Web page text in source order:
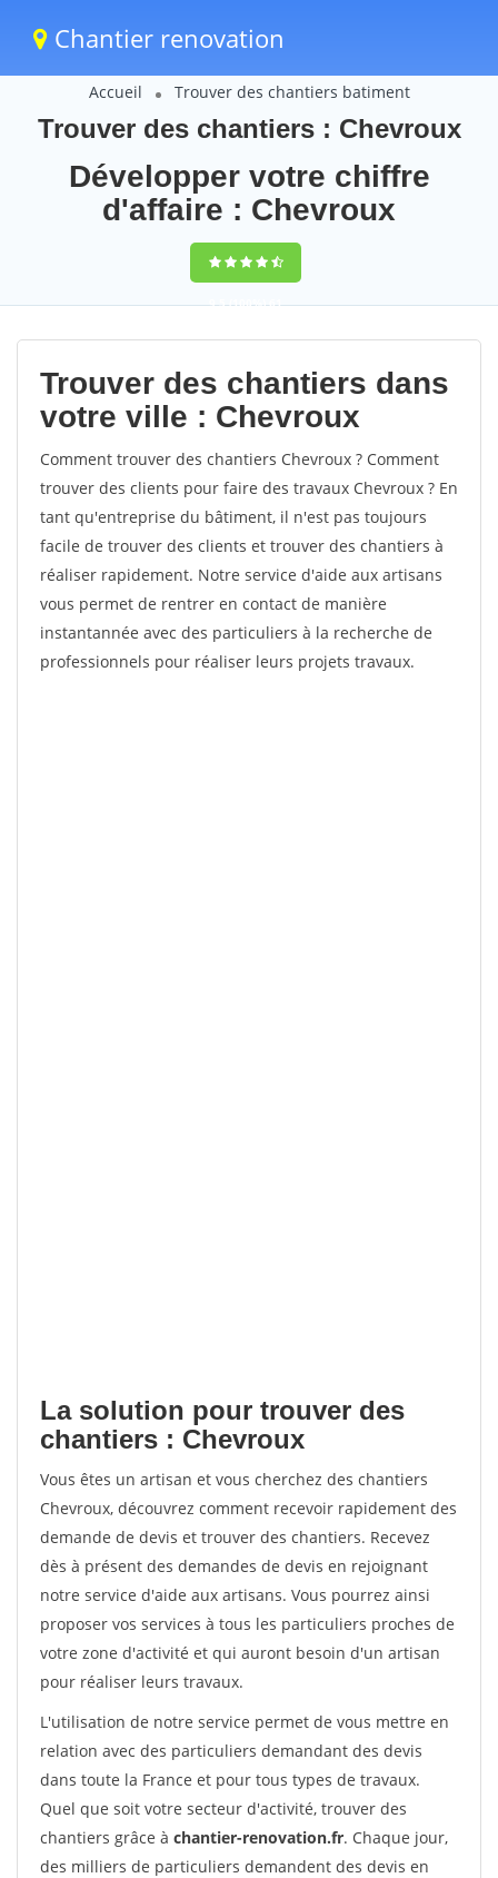
Chantier renovation
Accueil Trouver des chantiers batiment
Trouver des chantiers : Chevroux
Développer votre chiffre
d'affaire : Chevroux
9,5(100%)61
votes
Trouver des chantiers dans
votre ville : Chevroux
Comment trouver des chantiers Chevroux ? Comment
trouver des clients pour faire des travaux Chevroux ? En
tant qu'entreprise du bâtiment, il n'est pas toujours
facile de trouver des clients et trouver des chantiers à
réaliser rapidement. Notre service d'aide aux artisans
vous permet de rentrer en contact de manière
instantannée avec des particuliers à la recherche de
professionnels pour réaliser leurs projets travaux.
La solution pour trouver des
chantiers : Chevroux
Vous êtes un artisan et vous cherchez des chantiers
Chevroux, découvrez comment recevoir rapidement des
demande de devis et trouver des chantiers. Recevez
dès à présent des demandes de devis en rejoignant
notre service d'aide aux artisans. Vous pourrez ainsi
proposer vos services à tous les particuliers proches de
votre zone d'activité et qui auront besoin d'un artisan
pour réaliser leurs travaux.
L'utilisation de notre service permet de vous mettre en
relation avec des particuliers demandant des devis
dans toute la France et pour tous types de travaux.
Quel que soit votre secteur d'activité, trouver des
chantiers grâce à chantier-renovation.fr. Chaque jour,
des milliers de particuliers demandent des devis en